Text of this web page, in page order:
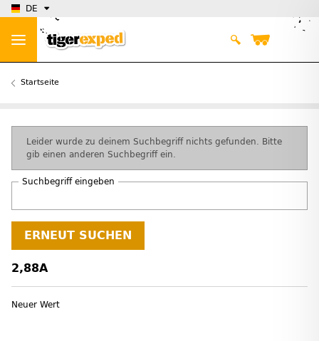
DE
Startseite
xLeider wurde zu deinem Suchbegriff nichts gefunden. Bitte
gib einen anderen Suchbegriff ein.
Suchbegriff eingeben
ERNEUT SUCHEN
2,88A
Neuer Wert